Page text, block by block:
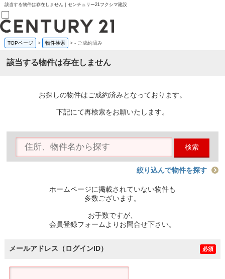
該当する物件は存在しません｜センチュリー21フクシマ建設
売買部
0120-800-844
賃貸部
会員メニュー
物件を探す
購入TOP
条件から探す
住宅ローン控除シミュレータ
TOPページ > 物件検索 >- ご成約済み
該当する物件は存在しません
お探しの物件はご成約済みとなっております。
下記にて再検索をお願いたします。
検索
絞り込んで物件を探す
ホームページに掲載されていない物件も
多数ございます。
お手数ですが、
会員登録フォームよりお問合せ下さい。
メールアドレス（ログインID） 必須